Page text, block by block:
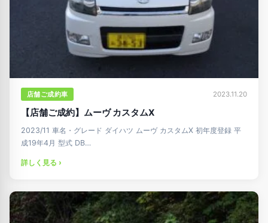
店舗ご成約車 2023.11.20
【店舗ご成約】ムーヴ カスタムX
2023/11 車名・グレード ダイハツ ムーヴ カスタムX 初年度登録 平
成19年4月 型式 DB…
詳しく見る ›